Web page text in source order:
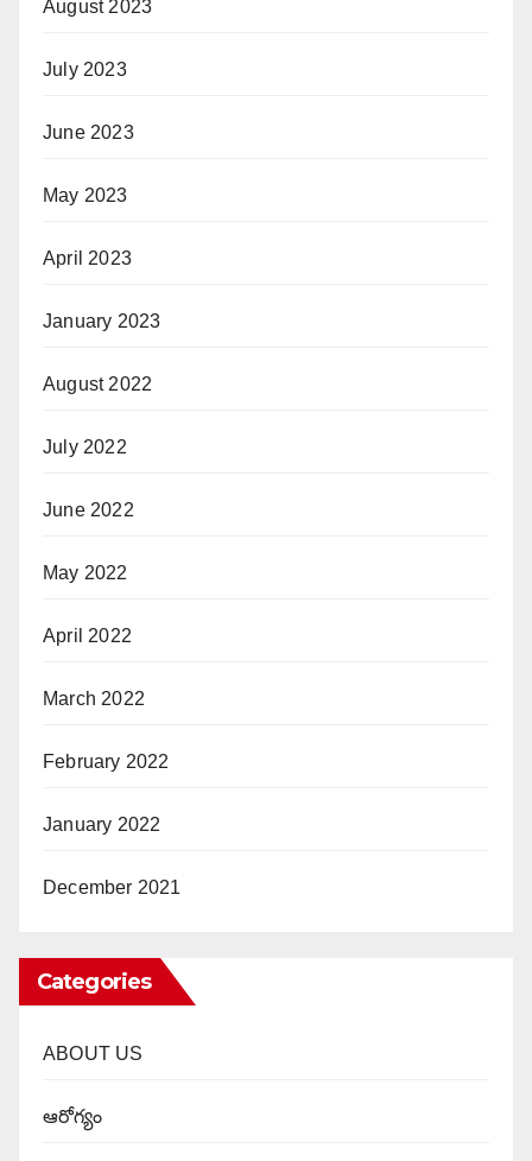
August 2023
July 2023
June 2023
May 2023
April 2023
January 2023
August 2022
July 2022
June 2022
May 2022
April 2022
March 2022
February 2022
January 2022
December 2021
Categories
ABOUT US
ఆరోగ్యం